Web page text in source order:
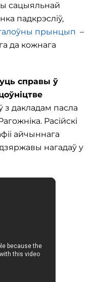
сацыяльнай
падкрэсліў,
прынцып –
да кожнага
справы ў
з дакладам пасла
Расійскі
айчыннага
дзяржавы нагадаў у